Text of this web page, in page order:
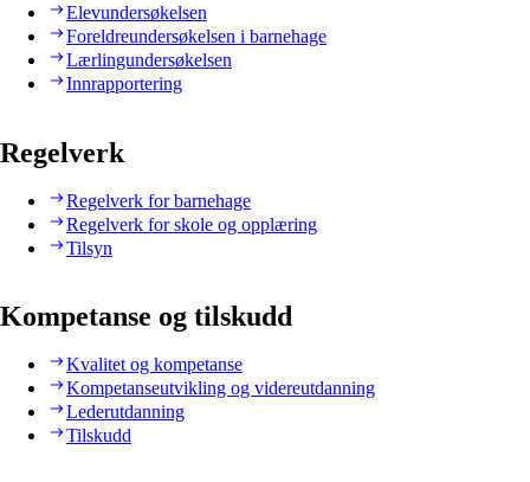
Elevundersøkelsen
Foreldreundersøkelsen i barnehage
Lærlingundersøkelsen
Innrapportering
Regelverk
Regelverk for barnehage
Regelverk for skole og opplæring
Tilsyn
Kompetanse og tilskudd
Kvalitet og kompetanse
Kompetanseutvikling og videreutdanning
Lederutdanning
Tilskudd